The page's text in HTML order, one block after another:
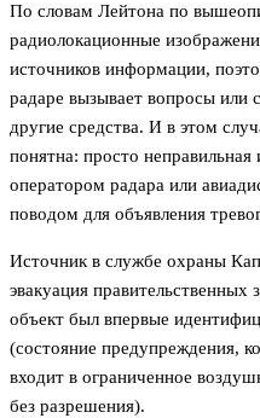
По словам Лейтона по
радиолокационные
источников информации,
радаре вызывает вопросы или
другие средства. И в этом
понятна: просто
оператором радара или
поводом для объявления
Источник в службе охраны
эвакуация правительственных
объект был впервые
(состояние предупреждения,
входит в ограниченное
без разрешения).